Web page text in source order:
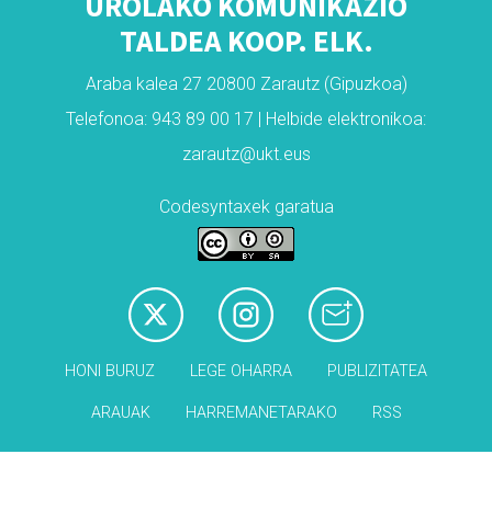
TALDEA KOOP. ELK.
Araba kalea 27 20800 Zarautz (Gipuzkoa)
Telefonoa: 943 89 00 17 | Helbide elektronikoa:
zarautz@ukt.eus
Codesyntaxek garatua
HONI BURUZ LEGE OHARRA PUBLIZITATEA
ARAUAK HARREMANETARAKO RSS